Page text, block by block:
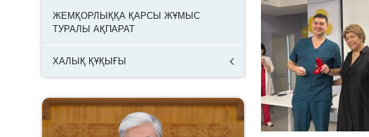
ЖЕМҚОРЛЫҚҚА ҚАРСЫ ЖҰМЫС
ТУРАЛЫ АҚПАРАТ
ХАЛЫҚ ҚҰҚЫҒЫ